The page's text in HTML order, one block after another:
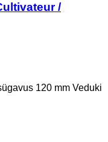
/
120 mm Veduki